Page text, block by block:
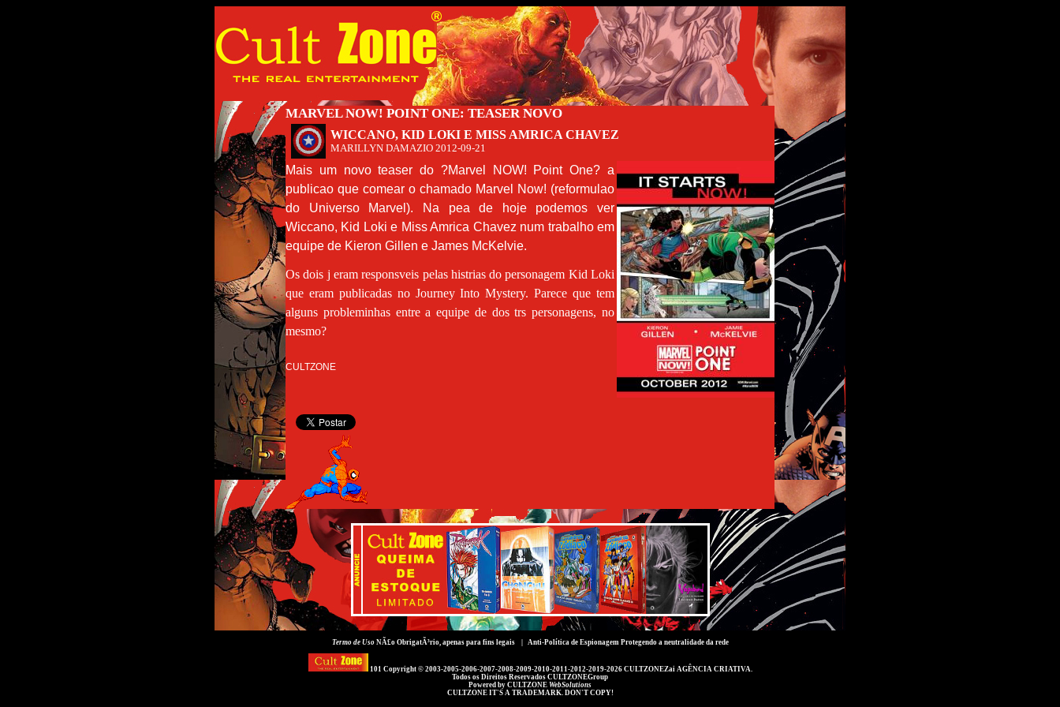
MARVEL NOW! POINT ONE: TEASER NOVO
WICCANO, KID LOKI E MISS AMRICA CHAVEZ
MARILLYN DAMAZIO 2012-09-21
Mais um novo teaser do ?Marvel NOW! Point One? a
publicao que comear o chamado Marvel Now! (reformulao
do Universo Marvel). Na pea de hoje podemos ver
Wiccano, Kid Loki e Miss Amrica Chavez num trabalho em
equipe de Kieron Gillen e James McKelvie.
Os dois j eram responsveis pelas histrias do personagem Kid Loki
que eram publicadas no Journey Into Mystery. Parece que tem
alguns probleminhas entre a equipe de dos trs personagens, no
mesmo?
CULTZONE
Termo de UsoNÃ£o ObrigatÃ³rio, apenas para fins legais | Anti-Política de EspionagemProtegendo a neutralidade da rede
101 Copyright © 2003-2005-2006-2007-2008-2009-2010-2011-2012-2019-2026 CULTZONEZai AGÊNCIA CRIATIVA.
Todos os Direitos Reservados CULTZONEGroup
Powered by CULTZONE WebSolutions
CULTZONE IT'S A TRADEMARK. DON'T COPY!